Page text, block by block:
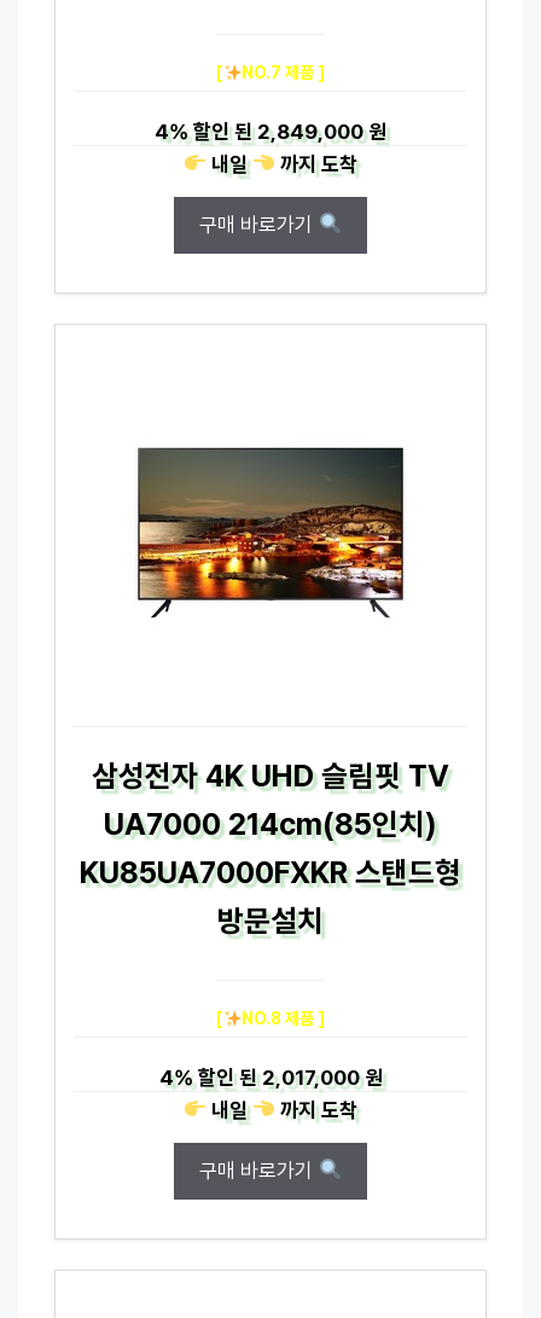
[ NO.7 제품 ]
4%할인 된2,849,000 원
내일
까지도착
구매 바로가기
삼성전자 4K UHD 슬림핏 TV
UA7000 214cm(85인치)
KU85UA7000FXKR 스탠드형
방문설치
[ NO.8 제품 ]
4%할인 된2,017,000 원
내일
까지도착
구매 바로가기